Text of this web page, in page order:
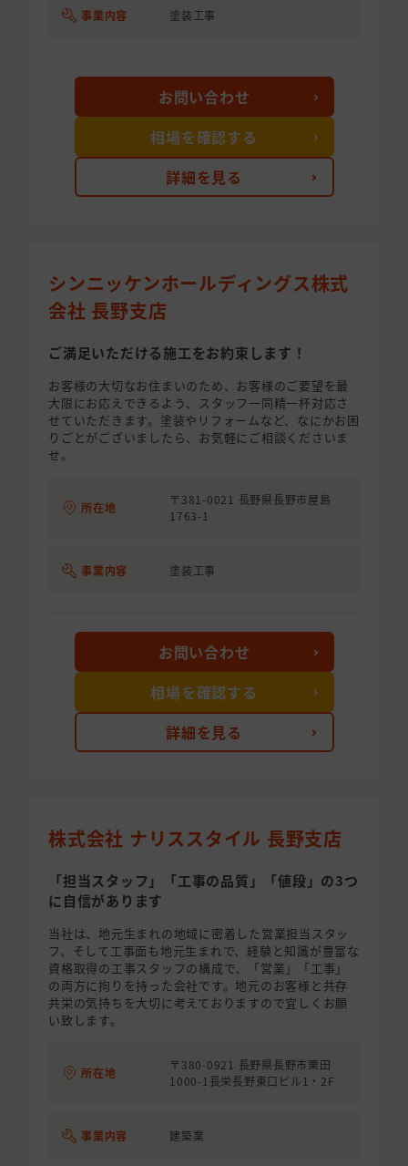
事業内容 塗装工事
詳細を見る
お問い合わせ
相場を確認する
シンニッケンホールディングス株式
会社 長野支店
ご満足いただける施工をお約束します！
お客様の大切なお住まいのため、お客様のご要望を最
大限にお応えできるよう、スタッフ一同精一杯対応さ
せていただきます。塗装やリフォームなど、なにかお困
りごとがございましたら、お気軽にご相談くださいま
せ。
所在地
〒381-0021 長野県長野市屋島
1763-1
事業内容 塗装工事
詳細を見る
お問い合わせ
相場を確認する
株式会社 ナリススタイル 長野支店
「担当スタッフ」「工事の品質」「値段」の3つ
に自信があります
当社は、地元生まれの地域に密着した営業担当スタッ
フ、そして工事面も地元生まれで、経験と知識が豊富な
資格取得の工事スタッフの構成で、「営業」「工事」
の両方に拘りを持った会社です。地元のお客様と共存
共栄の気持ちを大切に考えておりますので宜しくお願
い致します。
所在地
〒380-0921 長野県長野市栗田
1000-1長栄長野東口ビル1・2F
事業内容 建築業